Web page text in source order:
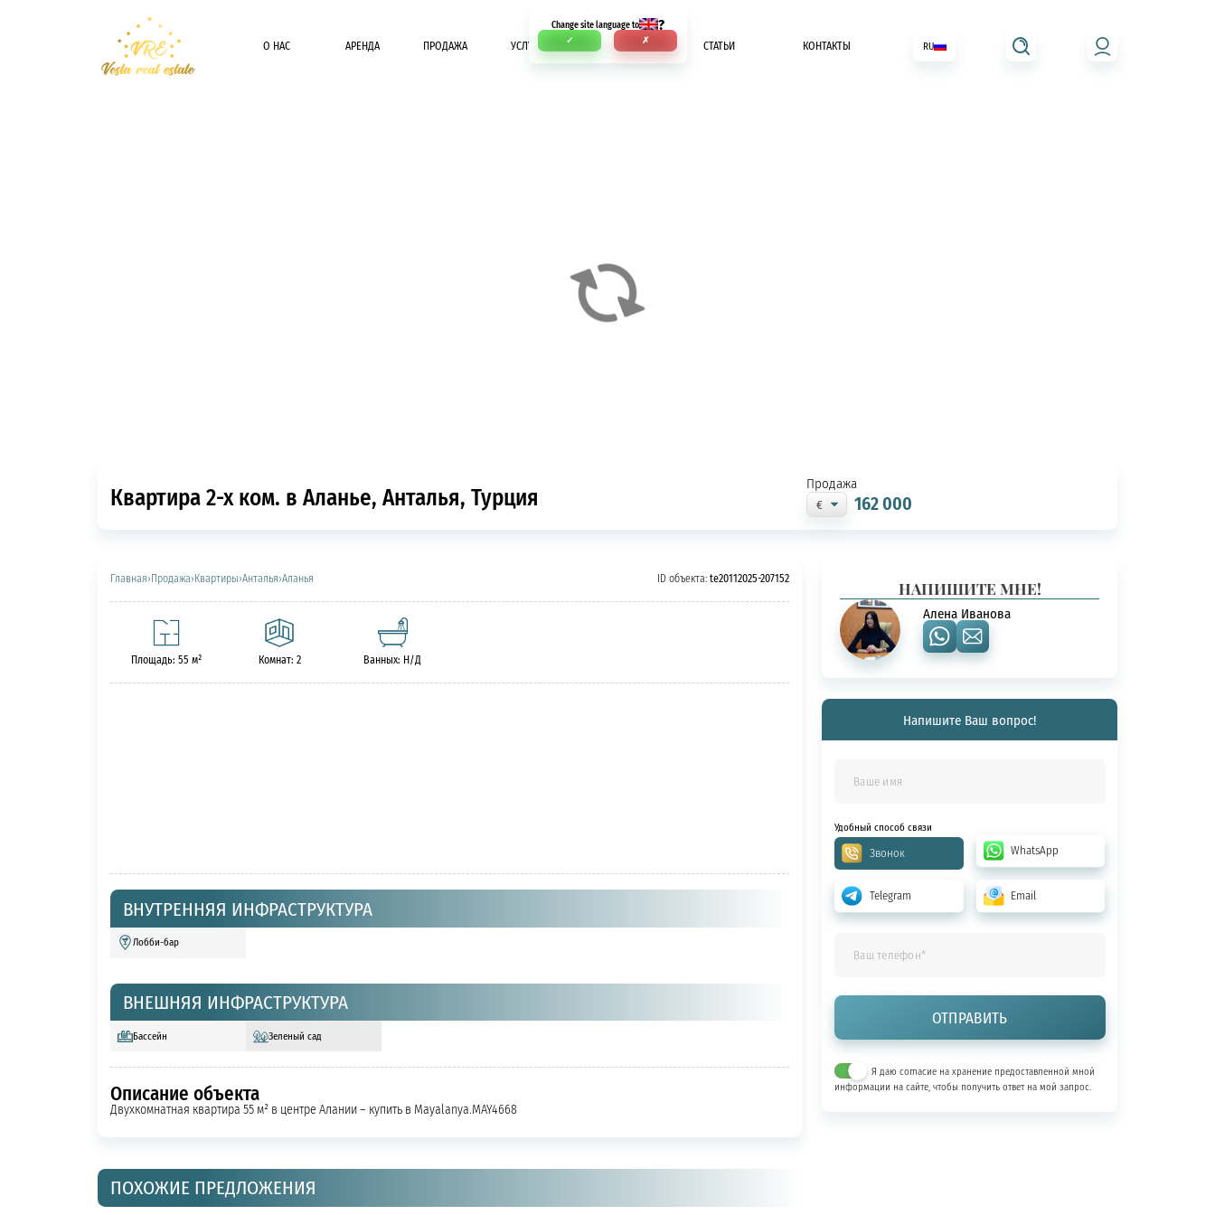
Change site language to ?
✓ ✗
О НАС АРЕНДА ПРОДАЖА УСЛУГИ ОПЛАТА СТАТЬИ КОНТАКТЫ RU
Квартира 2-х ком. в Аланье, Анталья, Турция Продажа
162 000
Главная›Продажа›Квартиры›Анталья›Аланья ID объекта:te20112025-207152
Площадь: 55 м² Комнат: 2 Ванных: Н/Д
ВНУТРЕННЯЯ ИНФРАСТРУКТУРА
Лобби-бар
ВНЕШНЯЯ ИНФРАСТРУКТУРА
Бассейн Зеленый сад
Описание объекта
Двухкомнатная квартира 55 м² в центре Алании – купить в Mayalanya.MAY4668
ПОХОЖИЕ ПРЕДЛОЖЕНИЯ
НАПИШИТЕ МНЕ!
Алена Иванова
Напишите Ваш вопрос!
Удобный способ связи
Звонок WhatsApp
Telegram Email
Я даю согласие на хранение предоставленной мной
информации на сайте, чтобы получить ответ на мой запрос.